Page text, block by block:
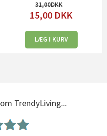
31,00
15,00 DKK
LÆG I KURV
TrendyLiving...